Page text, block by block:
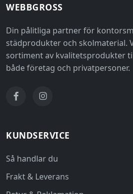
WEBBGROSS
Din pålitliga partner för
städprodukter och skolmaterial.
sortiment av kvalitetsprodukter
både företag och privatpersoner.
KUNDSERVICE
Så handlar du
Frakt & Leverans